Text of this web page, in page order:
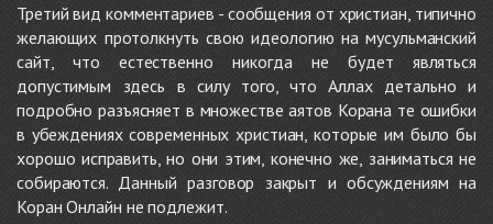
Третий вид комментариев - сообщения от христиан, типично
желающих протолкнуть свою идеологию на мусульманский
сайт, что естественно никогда не будет являться
допустимым здесь в силу того, что Аллах детально и
подробно разъясняет в множестве аятов Корана те ошибки
в убеждениях современных христиан, которые им было бы
хорошо исправить, но они этим, конечно же, заниматься не
собираются. Данный разговор закрыт и обсуждениям на
Коран Онлайн не подлежит.